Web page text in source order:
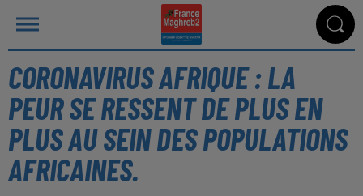
CORONAVIRUS AFRIQUE : LA
PEUR SE RESSENT DE PLUS EN
PLUS AU SEIN DES POPULATIONS
AFRICAINES.